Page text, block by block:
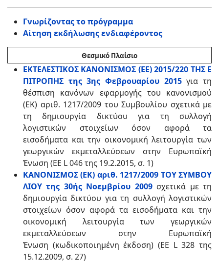
Γνωρίζοντας το πρόγραμμα
Αίτηση εκδήλωσης ενδιαφέροντος
Θεσμικό Πλαίσιο
ΕΚΤΕΛΕΣΤΙΚΟΣ ΚΑΝΟΝΙΣΜΟΣ (ΕΕ) 2015/220 ΤΗΣ Ε
ΠΙΤΡΟΠΗΣ της 3ης Φεβρουαρίου 2015για τη
θέσπιση κανόνων εφαρμογής του κανονισμού
(ΕΚ) αριθ. 1217/2009 του Συμβουλίου σχετικά με
τη δημιουργία δικτύου για τη συλλογή
λογιστικών στοιχείων όσον αφορά τα
εισοδήματα και την οικονομική λειτουργία των
γεωργικών εκμεταλλεύσεων στην Ευρωπαϊκή
Ένωση (ΕΕ L 046 της 19.2.2015, σ. 1)
ΚΑΝΟΝΙΣΜΟΣ (ΕΚ) αριθ. 1217/2009 ΤΟΥ ΣΥΜΒΟΥ
ΛΙΟΥ της 30ής Νοεμβρίου 2009 σχετικά με τη
δημιουργία δικτύου για τη συλλογή λογιστικών
στοιχείων όσον αφορά τα εισοδήματα και την
οικονομική λειτουργία των γεωργικών
εκμεταλλεύσεων στην Ευρωπαϊκή
Ένωση (κωδικοποιημένη έκδοση) (ΕΕ L 328 της
15.12.2009, σ. 27)